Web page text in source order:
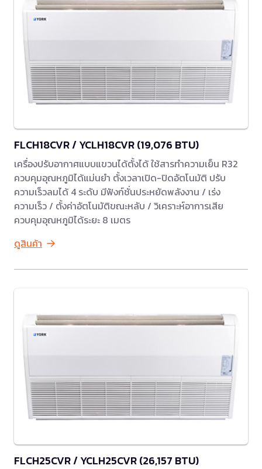
FLCH18CVR / YCLH18CVR (19,076 BTU)
เครื่องปรับอากาศแบบแขวนได้ตั้งได้ ใช้สารทำความเย็น R32
ควบคุมอุณหภูมิได้แม่นยำ ตั้งเวลาเปิด-ปิดอัตโนมัติ ปรับ
ความเร็วลมได้ 4 ระดับ มีฟังก์ชั่นประหยัดพลังงาน / เร่ง
ความเร็ว / ตั้งค่าอัตโนมัติขณะหลับ / วิเคราะห์อาการเสีย
ควบคุมอุณหภูมิได้ระยะ 8 เมตร
ดูสินค้า
FLCH25CVR / YCLH25CVR (26,157 BTU)